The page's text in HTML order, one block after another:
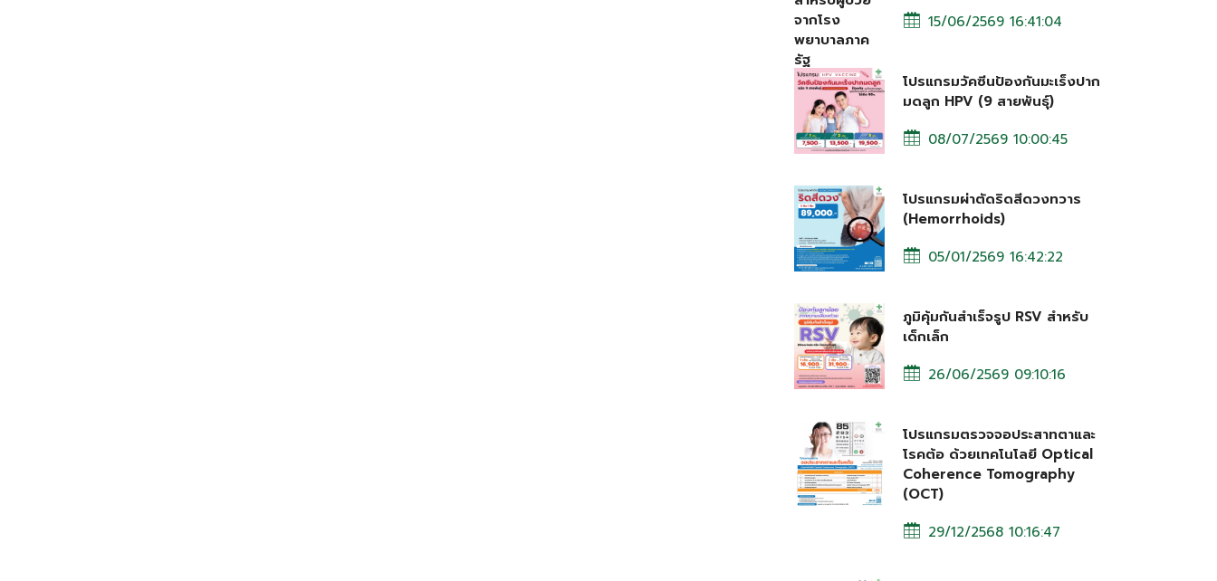
15/06/2569 16:41:04
โปรแกรมวัคซีนป้องกันมะเร็งปาก
มดลูก HPV (9 สายพันธุ์)
08/07/2569 10:00:45
โปรแกรมผ่าตัดริดสีดวงทวาร
(Hemorrhoids)
05/01/2569 16:42:22
ภูมิคุ้มกันสำเร็จรูป RSV สำหรับ
เด็กเล็ก
26/06/2569 09:10:16
โปรแกรมตรวจจอประสาทตาและ
โรคต้อ ด้วยเทคโนโลยี Optical
Coherence Tomography
(OCT)
29/12/2568 10:16:47